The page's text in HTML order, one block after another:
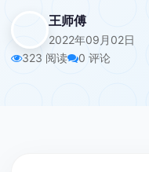
王师傅
2022年09月02日
323 阅读
0 评论